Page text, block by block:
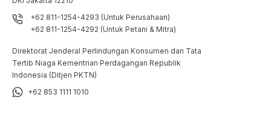
+62 811-1254-4293 (Untuk Perusahaan)
+62 811-1254-4292 (Untuk Petani & Mitra)
Direktorat Jenderal Perlindungan Konsumen dan Tata
Tertib Niaga Kementrian Perdagangan Republik
Indonesia (Ditjen PKTN)
+62 853 1111 1010